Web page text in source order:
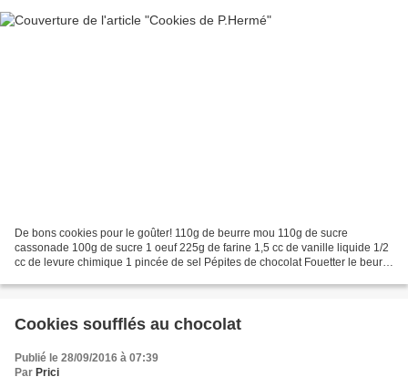
De bons cookies pour le goûter! 110g de beurre mou 110g de sucre
cassonade 100g de sucre 1 oeuf 225g de farine 1,5 cc de vanille liquide 1/2
cc de levure chimique 1 pincée de sel Pépites de chocolat Fouetter le beurre
Cookies soufflés au chocolat
Publié le 28/09/2016 à 07:39
Par Prici